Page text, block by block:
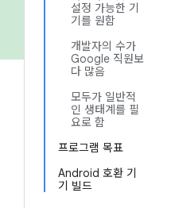
설정 가능한 기
기를 원함
개발자의 수가
Google 직원보
다 많음
모두가 일반적
인 생태계를 필
요로 함
프로그램 목표
Android 호환 기
기 빌드